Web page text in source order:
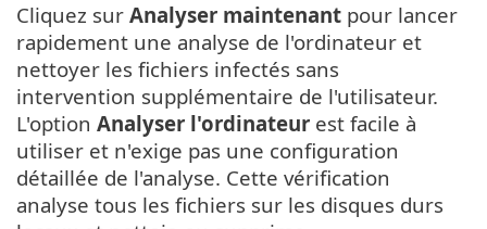
Cliquez sur Analyser maintenant pour lancer
rapidement une analyse de l'ordinateur et
nettoyer les fichiers infectés sans
intervention supplémentaire de l'utilisateur.
L'option Analyser l'ordinateur est facile à
utiliser et n'exige pas une configuration
détaillée de l'analyse. Cette vérification
analyse tous les fichiers sur les disques durs